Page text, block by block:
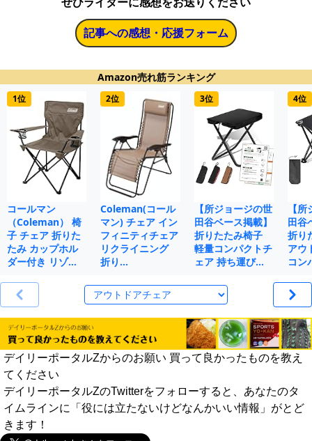
ぜひライターに感想をお送りください
記事への感想・応援フォーム
Amazon売れ筋ランキング
1位
コールマン
（Coleman） 椅
子 チェア 折りた
たみ カップホル
ダー付き リゾ…
2位
Coleman(コール
マン) チェア イン
フィニティチェア
リクライニング
折り…
3位
【所ジョージの世
田谷ベース掲載】
折りたたみ椅子
軽量コンパクトチ
ェア 持ち運び…
4位
【
田谷
折り
アウ
コン
デイリーポータルZからのお願い 買って良かったものを教え
てください
デイリーポータルZのTwitterをフォローすると、あなたのタ
イムラインに「役には立たないけどなんかいい情報」がとど
きます！